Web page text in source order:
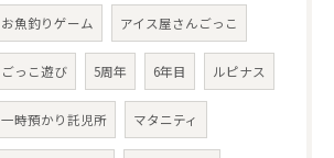
お魚釣りゲーム アイス屋さんごっこ
ごっこ遊び 5周年 6年目 ルピナス
一時預かり託児所 マタニティ